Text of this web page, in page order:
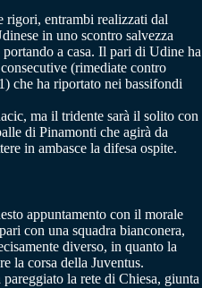
rigori, entrambi realizzati dal
in uno scontro salvezza
a casa. Il pari di Udine ha
(rimediate contro
che ha riportato nei bassifondi
ma il tridente sarà il solito con
di Pinamonti che agirà da
in ambasce la difesa ospite.
appuntamento con il morale
con una squadra bianconera,
diverso, in quanto la
la corsa della Juventus.
la rete di Chiesa, giunta